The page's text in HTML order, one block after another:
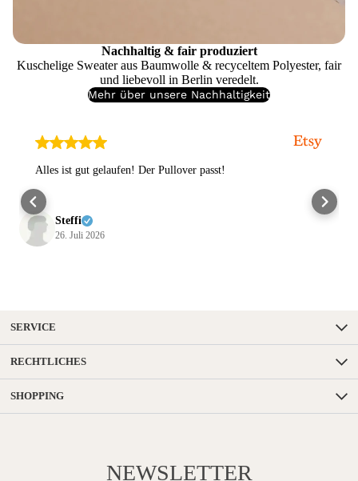
Nachhaltig & fair produziert
Kuschelige Sweater aus Baumwolle & recyceltem Polyester, fair
und liebevoll in Berlin veredelt.
Mehr über unsere Nachhaltigkeit
Alles ist gut gelaufen! Der Pullover passt!
Steffi
26. Juli 2026
SERVICE
RECHTLICHES
SHOPPING
NEWSLETTER